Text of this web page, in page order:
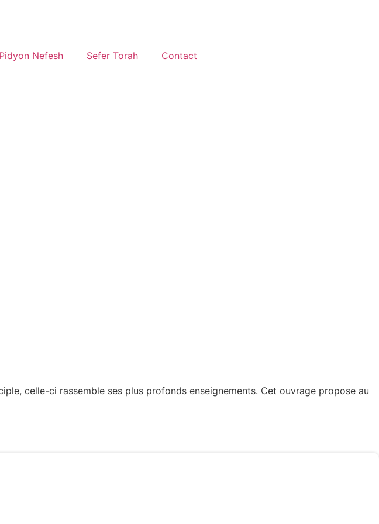
Pidyon Nefesh Sefer Torah Contact
celle-ci rassemble ses plus profonds enseignements. Cet ouvrage propose au